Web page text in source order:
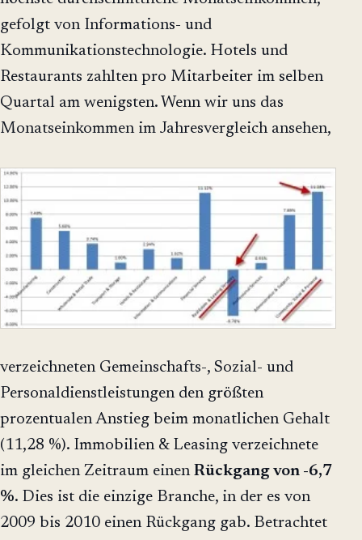
gefolgt von Informations- und
Kommunikationstechnologie. Hotels und
Restaurants zahlten pro Mitarbeiter im selben
Quartal am wenigsten. Wenn wir uns das
Monatseinkommen im Jahresvergleich ansehen,
verzeichneten Gemeinschafts-, Sozial- und
Personaldienstleistungen den größten
prozentualen Anstieg beim monatlichen Gehalt
(11,28 %). Immobilien & Leasing verzeichnete
im gleichen Zeitraum einen Rückgang von -6,7
%. Dies ist die einzige Branche, in der es von
2009 bis 2010 einen Rückgang gab. Betrachtet